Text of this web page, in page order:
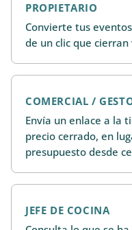
PROPIETARIO
Convierte tus
de un clic que
COMERCIAL /
Envía un enlace a la
precio cerrado, en
presupuesto desde
JEFE DE COCINA